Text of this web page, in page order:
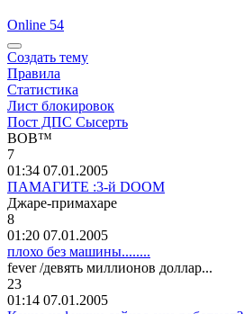
Online 54
Создать тему
Правила
Статистика
Лист блокировок
Пост ДПС Сысерть
BOB™
7
01:34 07.01.2005
ПАМАГИТЕ :3-й DOOM
Джаре-примахаре
8
01:20 07.01.2005
плохо без машины........
fever /девять миллионов доллар...
23
01:14 07.01.2005